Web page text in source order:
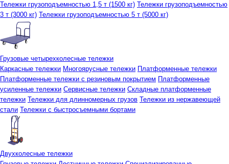
Тележки грузоподъемностью 1,5 т (1500 кг) Тележки грузоподъемностью
3 т (3000 кг) Тележки грузоподъемностью 5 т (5000 кг)
Грузовые четырехколесные тележки
Каркасные тележки Многоярусные тележки Платформенные тележки
Платформенные тележки с резиновым покрытием Платформенные
усиленные тележки Сервисные тележки Складные платформенные
тележки Тележки для длинномерных грузов Тележки из нержавеющей
стали Тележки с быстросъемными бортами
Двухколесные тележки